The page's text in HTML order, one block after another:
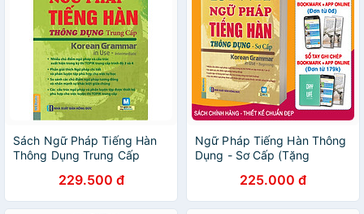
Sách Ngữ Pháp Tiếng Hàn
Thông Dụng Trung Cấp
229.500 đ
Ngữ Pháp Tiếng Hàn Thông
Dụng - Sơ Cấp (Tặng
225.000 đ